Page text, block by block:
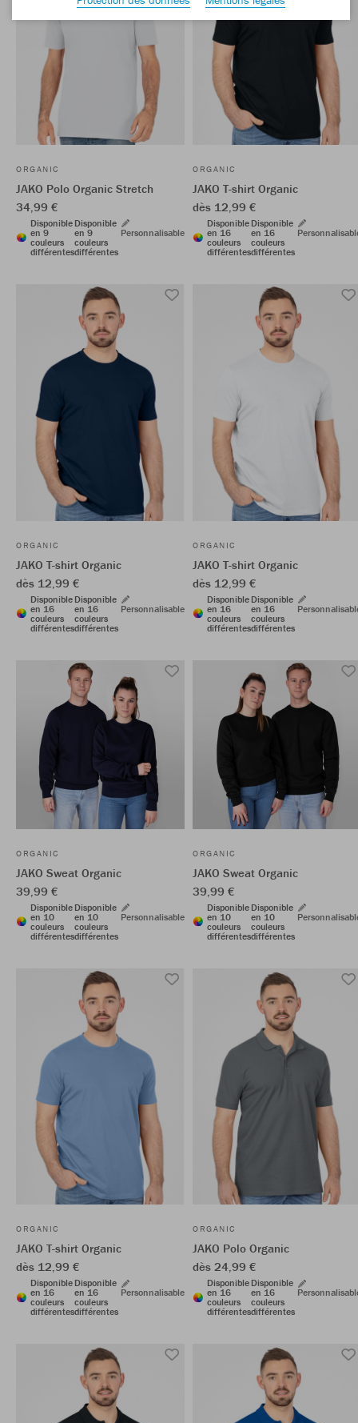
ORGANIC
JAKO Polo Organic Stretch
34,99 €
Disponible
en 9
couleurs
différentes
Disponible
en 9
couleurs
différentes
Personnalisable
ORGANIC
JAKO T-shirt Organic
dès 12,99 €
Disponible
en 16
couleurs
différentes
Disponible
en 16
couleurs
différentes
ORGANIC
JAKO T-shirt Organic
dès 12,99 €
Disponible
en 16
couleurs
différentes
Disponible
en 16
couleurs
différentes
Personnalisable
ORGANIC
JAKO T-shirt Organic
dès 12,99 €
Disponible
en 16
couleurs
différentes
Disponible
en 16
couleurs
différentes
ORGANIC
JAKO Sweat Organic
39,99 €
Disponible
en 10
couleurs
différentes
Disponible
en 10
couleurs
différentes
Personnalisable
ORGANIC
JAKO Sweat Organic
39,99 €
Disponible
en 10
couleurs
différentes
Disponible
en 10
couleurs
différentes
ORGANIC
JAKO T-shirt Organic
dès 12,99 €
Disponible
en 16
couleurs
différentes
Disponible
en 16
couleurs
différentes
Personnalisable
ORGANIC
JAKO Polo Organic
dès 24,99 €
Disponible
en 16
couleurs
différentes
Disponible
en 16
couleurs
différentes